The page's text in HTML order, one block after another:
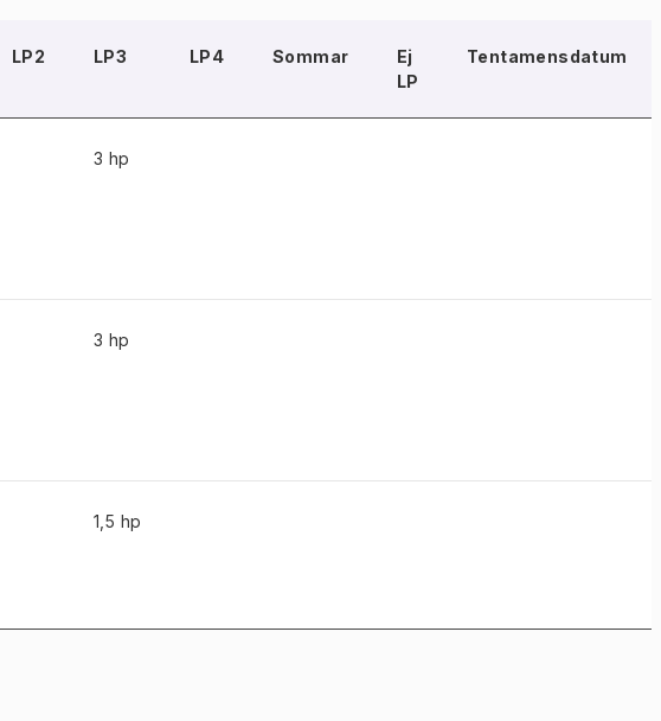
LP2 LP3 LP4 Sommar
Ej
LP
Tentamensdatum
3 hp
3 hp
1,5 hp